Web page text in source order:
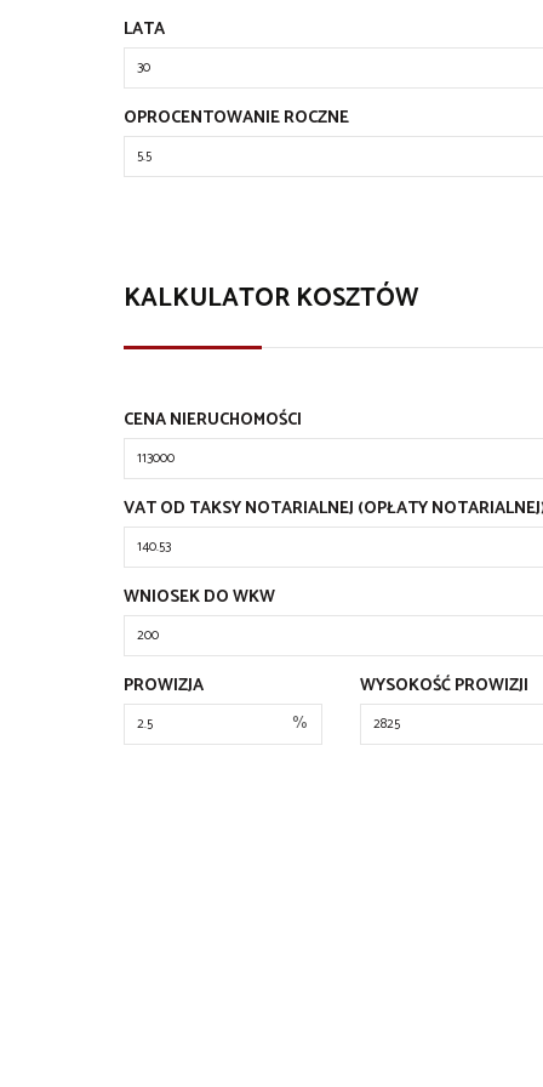
LATA
OPROCENTOWANIE ROCZNE
KALKULATOR KOSZTÓW
CENA NIERUCHOMOŚCI
VAT OD TAKSY NOTARIALNEJ (OPŁATY
WNIOSEK DO WKW
PROWIZJA
%
WYSOKOŚĆ PROWIZJI